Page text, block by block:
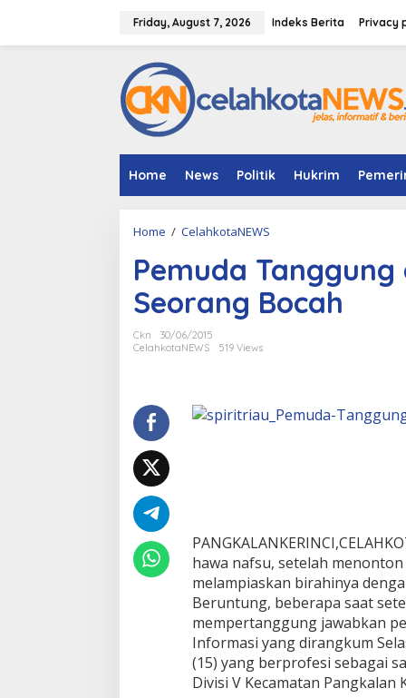
Friday, August 7, 2026 Indeks Berita Privacy
Home News Politik Hukrim
Home / CelahkotaNEWS
m
u
d
a
u
n
a
a
w
a
n
G
a
g
a
Pemuda
Seorang Bocah
Ckn
30/06/2015
CelahkotaNEWS
519 Views
hawa nafsu, setelah menonton
melampiaskan birahinya
Beruntung, beberapa saat
mempertanggung jawabkan
Informasi yang dirangkum
(15) yang berprofesi sebagai
Divisi V Kecamatan Pangkalan